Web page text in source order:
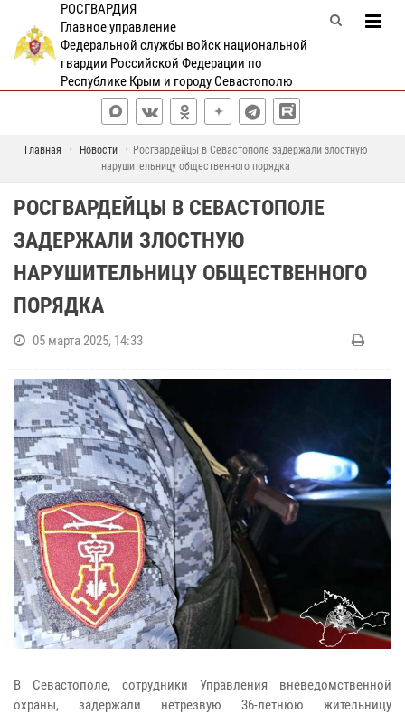
РОСГВАРДИЯ
Главное управление
Федеральной службы войск национальной
гвардии Российской Федерации по
Республике Крым и городу Севастополю
Главная Новости
Росгвардейцы в Севастополе задержали злостную
нарушительницу общественного порядка
РОСГВАРДЕЙЦЫ В СЕВАСТОПОЛЕ
ЗАДЕРЖАЛИ ЗЛОСТНУЮ
НАРУШИТЕЛЬНИЦУ ОБЩЕСТВЕННОГО
ПОРЯДКА
05 марта 2025, 14:33
В Севастополе, сотрудники Управления вневедомственной
охраны, задержали нетрезвую 36-летнюю жительницу